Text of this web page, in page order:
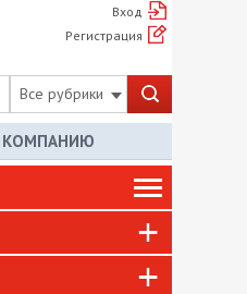
Вход
Регистрация
Все рубрики
КОМПАНИЮ